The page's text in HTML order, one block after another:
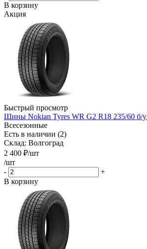
В корзину
Акция
Быстрый просмотр
Шины Nokian Tyres WR G2 R18 235/60 б/у
Всесезонные
Есть в наличии (2)
Склад: Волгоград
2 400 ₽/шт
/шт
-
+
В корзину